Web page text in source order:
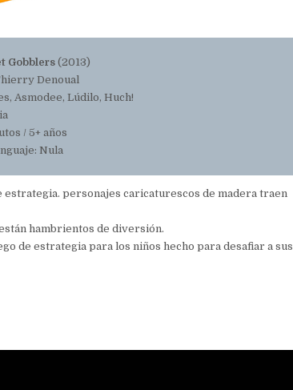
Gobblers(2013)
Denoual
Asmodee, Lúdilo, Huch!
/ 5+ años
Nula
personajes caricaturescos de madera traen
hambrientos de diversión.
de estrategia para los niños hecho para desafiar a sus